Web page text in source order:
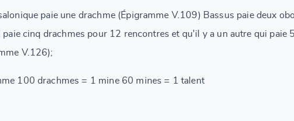
paie une drachme (Épigramme V.109) Bassus paie deux
cinq drachmes pour 12 rencontres et qu'il y a un autre qui paie
V.126);
100 drachmes = 1 mine 60 mines = 1 talent